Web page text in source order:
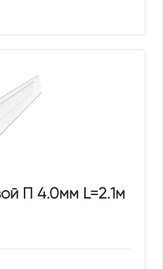
П 4.0мм L=2.1м